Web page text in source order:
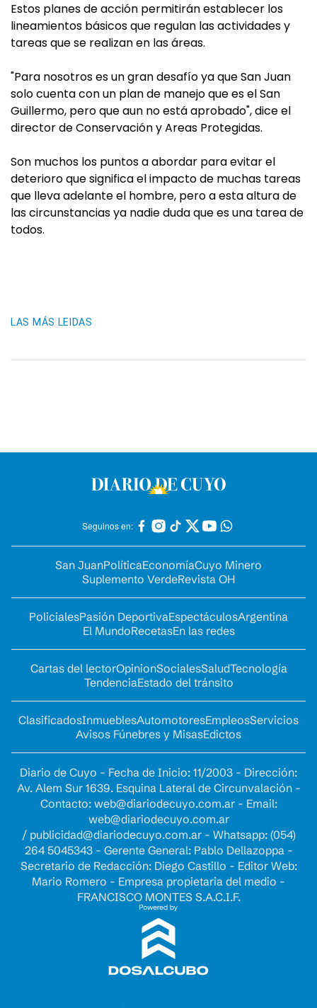
Estos planes de acción permitirán establecer los
lineamientos básicos que regulan las actividades y
tareas que se realizan en las áreas.
"Para nosotros es un gran desafío ya que San Juan
solo cuenta con un plan de manejo que es el San
Guillermo, pero que aun no está aprobado", dice el
director de Conservación y Areas Protegidas.
Son muchos los puntos a abordar para evitar el
deterioro que significa el impacto de muchas tareas
que lleva adelante el hombre, pero a esta altura de
las circunstancias ya nadie duda que es una tarea de
todos.
LAS MÁS LEIDAS
Seguinos en:
San JuanPolíticaEconomíaCuyo Minero
Suplemento VerdeRevista OH
PolicialesPasión DeportivaEspectáculosArgentina
El MundoRecetasEn las redes
Cartas del lectorOpinionSocialesSaludTecnología
TendenciaEstado del tránsito
ClasificadosInmueblesAutomotoresEmpleosServicios
Avisos Fúnebres y MisasEdictos
Diario de Cuyo - Fecha de Inicio: 11/2003 - Dirección:
Av. Alem Sur 1639. Esquina Lateral de Circunvalación -
Contacto: web@diariodecuyo.com.ar- Email:
web@diariodecuyo.com.ar
/ publicidad@diariodecuyo.com.ar- Whatsapp: (054)
264 5045343 - Gerente General: Pablo Dellazoppa -
Secretario de Redacción: Diego Castillo - Editor Web:
Mario Romero - Empresa propietaria del medio -
FRANCISCO MONTES S.A.C.I.F.